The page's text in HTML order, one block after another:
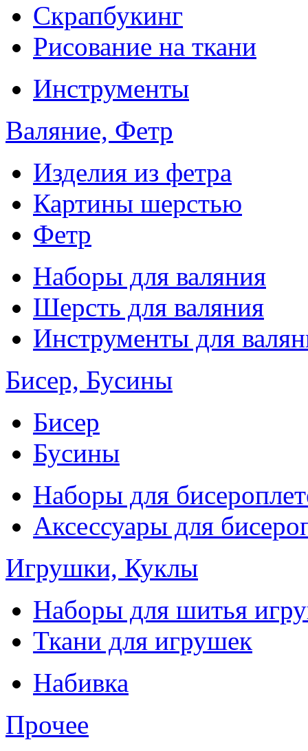
Скрапбукинг
Рисование на ткани
Инструменты
Валяние, Фетр
Изделия из фетра
Картины шерстью
Фетр
Наборы для валяния
Шерсть для валяния
Инструменты для
Бисер, Бусины
Бисер
Бусины
Наборы для
Аксессуары для
Игрушки, Куклы
Наборы для шитья
Ткани для игрушек
Набивка
Прочее